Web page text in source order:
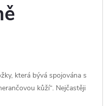
která bývá spojována s
kůží“. Nejčastěji